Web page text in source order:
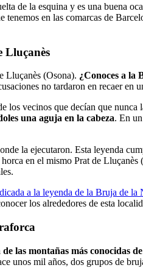
de la esquina y es una buena
tenemos en las comarcas de
Lluçanès
Lluçanès (Osona). ¿Conoces a la
no tardaron en recaer en
los vecinos que decían que
una aguja en la cabeza. En
la ejecutaron. Esta leyenda
en el mismo Prat de
a la leyenda de la Bruja de la
los alrededores de esta
las montañas más conocidas
unos mil años, dos grupos de